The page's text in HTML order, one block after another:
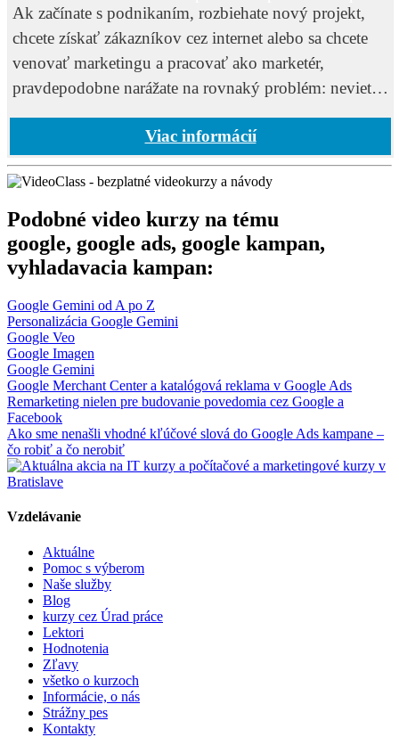
podnikateľov
Ak začínate s podnikaním, rozbiehate nový projekt,
chcete získať zákazníkov cez internet alebo sa chcete
venovať marketingu a pracovať ako marketér,
pravdepodobne narážate na rovnaký problém: neviete,
Viac informácií
Podobné video kurzy na tému
google, google ads, google kampan,
vyhladavacia kampan:
Google Gemini od A po Z
Personalizácia Google Gemini
Google Veo
Google Imagen
Google Gemini
Google Merchant Center a katalógová reklama v Google Ads
Remarketing nielen pre budovanie povedomia cez Google a
Facebook
Ako sme nenašli vhodné kľúčové slová do Google Ads kampane –
čo robiť a čo nerobiť
Vzdelávanie
Aktuálne
Pomoc s výberom
Naše služby
Blog
kurzy cez Úrad práce
Lektori
Hodnotenia
Zľavy
všetko o kurzoch
Informácie, o nás
Strážny pes
Kontakty